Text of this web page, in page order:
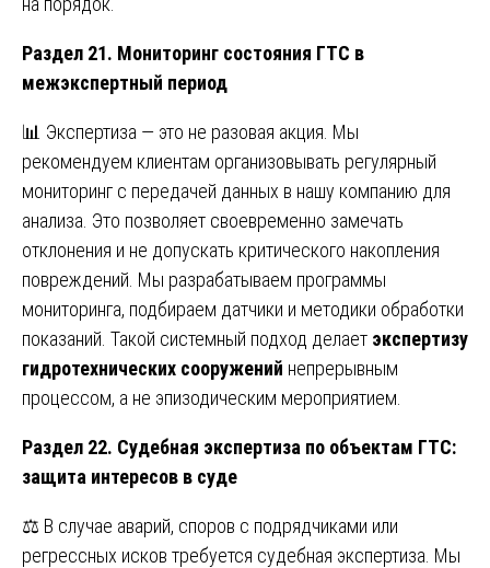
Раздел 21. Мониторинг состояния ГТС в
межэкспертный период
📊 Экспертиза — это не разовая акция. Мы
рекомендуем клиентам организовывать регулярный
мониторинг с передачей данных в нашу компанию для
анализа. Это позволяет своевременно замечать
отклонения и не допускать критического накопления
повреждений. Мы разрабатываем программы
мониторинга, подбираем датчики и методики обработки
показаний. Такой системный подход делает экспертизу
гидротехнических сооружений непрерывным
процессом, а не эпизодическим мероприятием.
Раздел 22. Судебная экспертиза по объектам ГТС:
защита интересов в суде
⚖️ В случае аварий, споров с подрядчиками или
регрессных исков требуется судебная экспертиза. Мы